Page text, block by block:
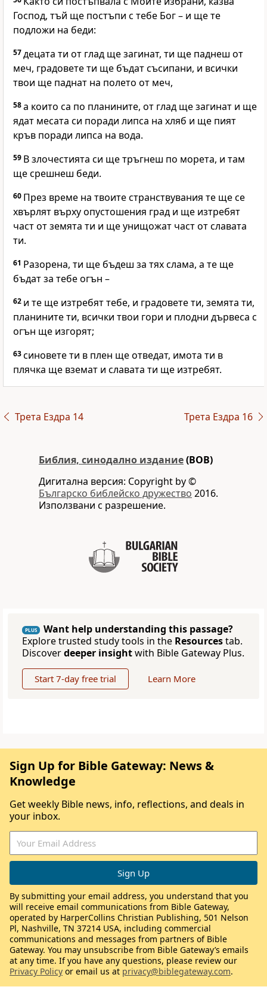
Господ, тъй ще постъпи с тебе Бог – и ще те
подложи на беди:
57децата ти от глад ще загинат, ти ще паднеш от
меч, градовете ти ще бъдат съсипани, и всички
твои ще паднат на полето от меч,
58а които са по планините, от глад ще загинат и ще
ядат месата си поради липса на хляб и ще пият
кръв поради липса на вода.
59 В злочестията си ще тръгнеш по морета, и там
ще срешнеш беди.
60 През време на твоите странствувания те ще се
хвърлят върху опустошения град и ще изтребят
част от земята ти и ще унищожат част от славата
ти.
61 Разорена, ти ще бъдеш за тях слама, а те ще
бъдат за тебе огън –
62 и те ще изтребят тебе, и градовете ти, земята ти,
планините ти, всички твои гори и плодни дървеса с
огън ще изгорят;
63синовете ти в плен ще отведат, имота ти в
плячка ще вземат и славата ти ще изтребят.
Трета Ездра 14 Трета Ездра 16
Библия, синодално издание(BOB)
Дигитална версия: Copyright by ©
Българско библейско дружество 2016.
Използвани с разрешение.
PLUS
Want help understanding this passage?
Explore trusted study tools in the Resourcestab.
Discoverdeeper insightwith Bible Gateway Plus.
Start 7-day free trial Learn More
Sign Up for Bible Gateway: News &
Knowledge
Get weekly Bible news, info, reflections, and deals in
your inbox.
By submitting your email address, you understand that you
will receive email communications from Bible Gateway,
operated by HarperCollins Christian Publishing, 501 Nelson
Pl, Nashville, TN 37214 USA, including commercial
communications and messages from partners of Bible
Gateway. You may unsubscribe from Bible Gateway’s emails
at any time. If you have any questions, please review our
Privacy Policy or email us at privacy@biblegateway.com.